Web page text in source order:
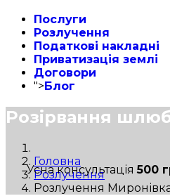
Послуги
Розлучення
Податкові накладні
Приватизація землі
Договори
">Блог
Розірвання
Головна
Розлучення
Розлучення
Усна консультація500